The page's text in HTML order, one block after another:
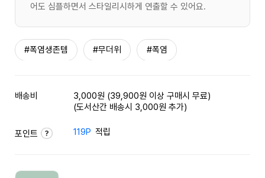
어도 심플하면서 스타일리시하게 연출할 수 있어요.
#폭염생존템 #무더위 #폭염
배송비
3,000원 (39,900원 이상 구매시 무료)
(도서산간 배송시 3,000원 추가)
포인트 119P 적립